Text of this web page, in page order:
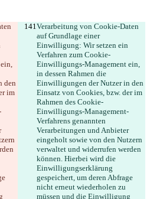
den
im
Verarbeitung von Cookie-Daten
auf Grundlage einer
Einwilligung: Wir setzen ein
Verfahren zum Cookie-
Einwilligungs-Management ein,
in dessen Rahmen die
Einwilligungen der Nutzer in den
Einsatz von Cookies, bzw. der im
Rahmen des Cookie-
Einwilligungs-Management-
Verfahrens genannten
Verarbeitungen und Anbieter
eingeholt sowie von den Nutzern
verwaltet und widerrufen werden
können. Hierbei wird die
Einwilligungserklärung
gespeichert, um deren Abfrage
nicht erneut wiederholen zu
müssen und die Einwilligung